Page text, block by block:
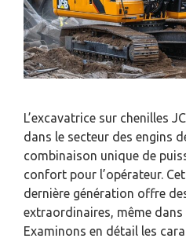
L’excavatrice sur chenilles
dans le secteur des engins
combinaison unique de
confort pour l’opérateur.
dernière génération offre
extraordinaires, même dans
Examinons en détail les